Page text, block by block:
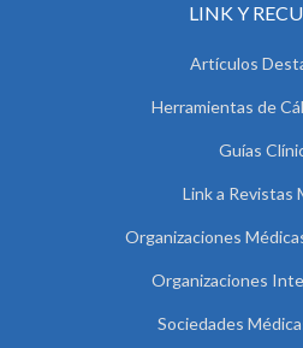
LINK Y
Artículos
Herramientas de
Guías
Link a Revistas
Organizaciones
Organizaciones
Sociedades